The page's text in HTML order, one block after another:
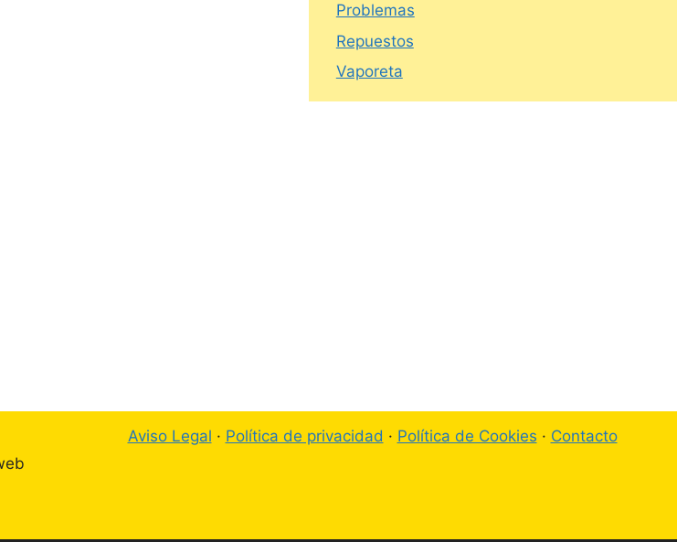
Problemas
Repuestos
Vaporeta
Aviso Legal · Política de privacidad · Política de Cookies · Contacto